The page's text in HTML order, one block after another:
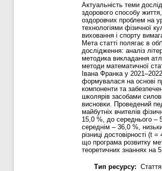
Актуальність теми
здорового способу
оздоровчих проблем на
технологіями фізичної
виховання і спорту
Мета статті полягає в
дослідження: аналіз
методика викладання
методи математичної
Івана Франка у
формувалася на основі
компоненти та
школярів засобами
висновки. Проведений
майбутніх вчителів
15,0 %, до середнього –
середнім – 36,0 %,
різниці достовірності
що програма розвитку
теоретичних знаннях на
Тип ресурсу: Стаття